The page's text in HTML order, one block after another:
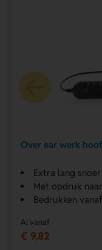
Over ear werk
Extra lang snoer
Met opdruk
Bedrukken
Al vanaf
€ 9,82